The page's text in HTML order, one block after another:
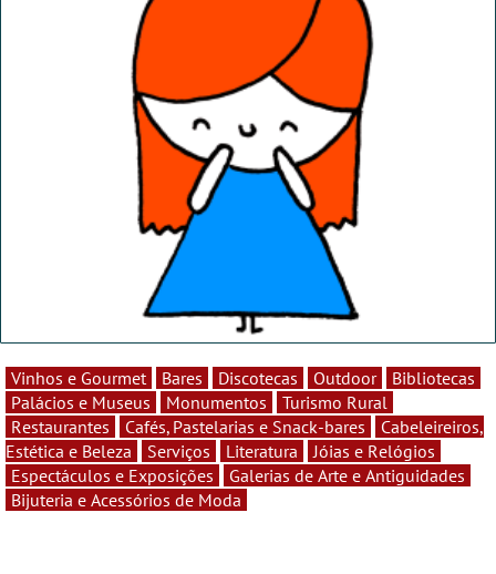
Vinhos e Gourmet Bares Discotecas Outdoor
Bibliotecas
Palácios e Museus
Monumentos
Turismo Rural
Restaurantes
Cafés, Pastelarias e Snack-bares
Cabeleireiros,
Estética e Beleza
Serviços Literatura
Jóias e Relógios
Espectáculos e Exposições
Galerias de Arte e Antiguidades
Bijuteria e Acessórios de Moda